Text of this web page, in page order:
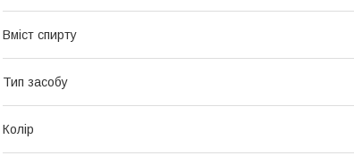
Вміст спирту
Тип засобу
Колір